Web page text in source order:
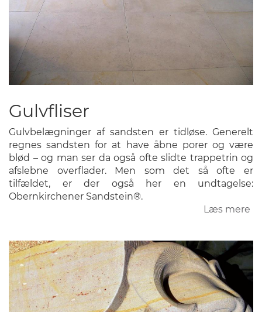
Gulvfliser
Gulvbelægninger af sandsten er tidløse. Generelt
regnes sandsten for at have åbne porer og være
blød – og man ser da også ofte slidte trappetrin og
afslebne overflader. Men som det så ofte er
tilfældet, er der også her en undtagelse:
Obernkirchener Sandstein®.
Læs mere